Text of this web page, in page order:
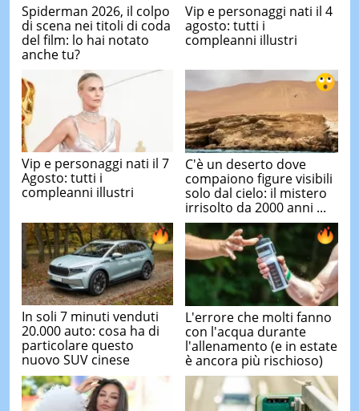
Spiderman 2026, il colpo
di scena nei titoli di coda
del film: lo hai notato
anche tu?
Vip e personaggi nati il 4
agosto: tutti i
compleanni illustri
Vip e personaggi nati il 7
Agosto: tutti i
compleanni illustri
C'è un deserto dove
compaiono figure visibili
solo dal cielo: il mistero
irrisolto da 2000 anni ...
In soli 7 minuti venduti
20.000 auto: cosa ha di
particolare questo
nuovo SUV cinese
L'errore che molti fanno
con l'acqua durante
l'allenamento (e in estate
è ancora più rischioso)